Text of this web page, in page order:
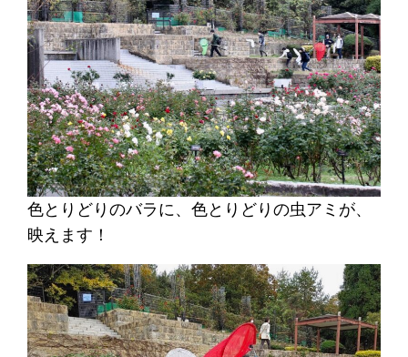
色とりどりのバラに、色とりどりの虫アミが、
映えます！